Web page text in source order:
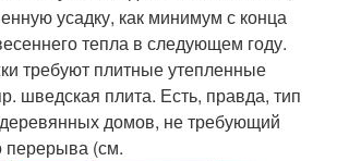
усадку, как минимум с конца
тепла в следующем году.
требуют плитные утепленные
шведская плита. Есть, правда, тип
домов, не требующий
перерыва (см.